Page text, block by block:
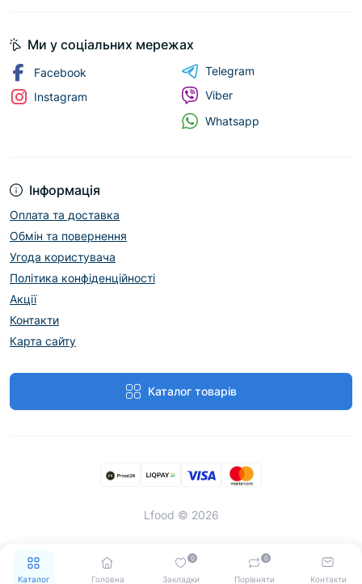
Каталог Головна Закладки
0
Порівняти
0
Контакти
Інформація
Оплата та доставка
Обмін та повернення
Угода користувача
Політика конфіденційності
Акції
Контакти
Карта сайту
Каталог товарів
Ми у соціальних мережах
Facebook
Instagram
Telegram
Viber
Whatsapp
Lfood © 2026